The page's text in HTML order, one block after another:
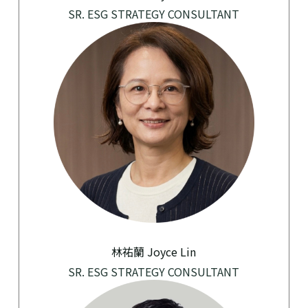
SR. ESG STRATEGY CONSULTANT
林祐蘭 Joyce Lin
SR. ESG STRATEGY CONSULTANT